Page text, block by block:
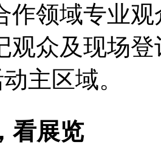
作领域专业
观众及现场
主区域。
看展览